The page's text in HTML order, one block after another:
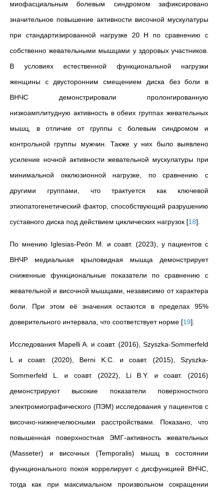
миофасциальным болевым синдромом зафиксировано
значительное повышение активности височной мускулатуры
при стандартизированной нагрузке 20 Н по сравнению с
собственно жевательными мышцами у здоровых участников.
В условиях естественной функциональной нагрузки
женщины с двусторонним смещением диска без боли в
ВНЧС демонстрировали пролонгированную
низкоамплитудную активность в обеих группах жевательных
мышц, в отличие от группы с болевым синдромом и
контрольной группы мужчин. Также у них было выявлено
усиление ночной активности жевательной мускулатуры при
минимальной окклюзионной нагрузке, по сравнению с
другими группами, что трактуется как ключевой
этиопатогенетический фактор, способствующий разрушению
суставного диска под действием циклических нагрузок [18]
По мнению Iglesias-Peón M. и соавт. (2023), у пациентов с
ВНЧР медиальная крыловидная мышца демонстрирует
сниженные функциональные показатели по сравнению с
жевательной и височной мышцами, независимо от характера
боли. При этом её значения остаются в пределах 95%
доверительного интервала, что соответствует норме [19]
Исследования Mapelli A. и соавт. (2016), Szyszka-Sommerfeld
L и соавт. (2020), Berni K.C. и соавт. (2015), Szyszka-
Sommerfeld L. и соавт. (2022), Li B.Y. и соавт. (2016)
демонстрируют высокие показатели поверхностного
электромиографического (ПЭМ) исследования у пациентов с
височно-нижнечелюсными расстройствами. Показано, что
повышенная поверхностная ЭМГ-активность жевательных
(Masseter) и височных (Temporalis) мышц в состоянии
функционального покоя коррелирует с дисфункцией ВНЧС,
тогда как при максимальном произвольном сокращении